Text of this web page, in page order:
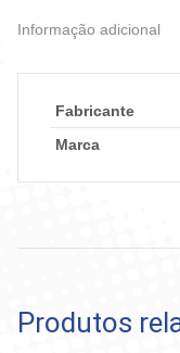
Informação adicional
Fabricante
Marca
Produtos